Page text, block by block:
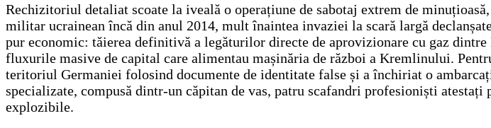
Rechizitoriul detaliat scoate la iveală o operațiune de sabotaj extrem de
militar ucrainean încă din anul 2014, mult înaintea invaziei la scară largă
pur economic: tăierea definitivă a legăturilor directe de aprovizionare cu gaz
fluxurile masive de capital care alimentau mașinăria de război a Kremlinului.
teritoriul Germaniei folosind documente de identitate false și a închiriat o
specializate, compusă dintr-un căpitan de vas, patru scafandri profesioniști
explozibile.